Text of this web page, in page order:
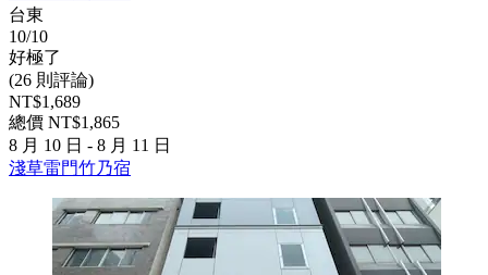
台東
10/10
好極了
(26 則評論)
NT$1,689
總價 NT$1,865
8 月 10 日 - 8 月 11 日
淺草雷門竹乃宿